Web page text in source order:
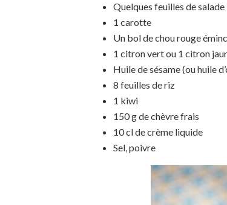
Quelques feuilles de salade
1 carotte
Un bol de chou rouge
1 citron vert ou 1 citron
Huile de sésame (ou huile
8 feuilles de riz
1 kiwi
150 g de chèvre frais
10 cl de crème liquide
Sel, poivre